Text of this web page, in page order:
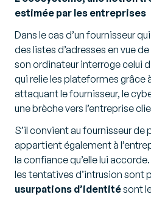
estimée par les entreprises
Dans le cas d’un fournisseur
des listes d’adresses en vue
son ordinateur interroge celui
qui relie les plateformes grâce
attaquant le fournisseur, le
une brèche vers l’entreprise
S’il convient au fournisseur de
appartient également à
la confiance qu’elle lui
les tentatives d’intrusion sont
usurpations d’identitésont